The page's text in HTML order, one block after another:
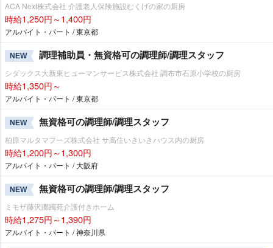
ACA Next株式会社 介護老人保険施設むくげの家の厨房
時給1,250円～1,400円
アルバイト・パート / 東京都
NEW 調理補助員・無資格可の調理師/調理スタッフ
シダックス大新東ヒューマンサービス株式会社 調布市石原小学校の厨房
時給1,350円～
アルバイト・パート / 東京都
NEW 無資格可の調理師/調理スタッフ
柏原マルタマフーズ株式会社 サ高住いきいきハウス内の厨房
時給1,200円～1,300円
アルバイト・パート / 大阪府
NEW 無資格可の調理師/調理スタッフ
ミモザ藤沢躑躅苑介護付きホーム
時給1,275円～1,390円
アルバイト・パート / 神奈川県